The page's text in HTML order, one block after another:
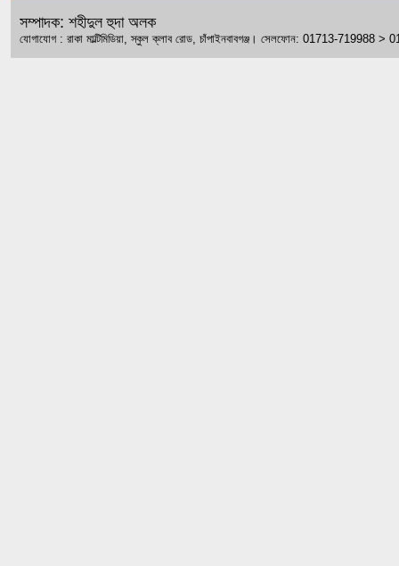
সম্পাদক: শহীদুল হুদা অলক
যোগাযোগ : রাকা মাল্টিমিডিয়া, স্কুল ক্লাব রোড, চাঁপাইনবাবগঞ্জ। সেলফোন: 01713-